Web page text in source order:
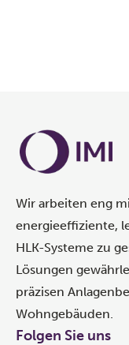
Wir arbeiten eng
energieeffiziente,
HLK-Systeme zu
Lösungen
präzisen
Wohngebäuden.
Folgen Sie uns